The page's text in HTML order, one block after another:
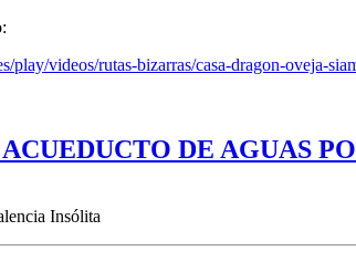
play/videos/rutas-bizarras/casa-dragon-oveja-
DE AGUAS
Insólita